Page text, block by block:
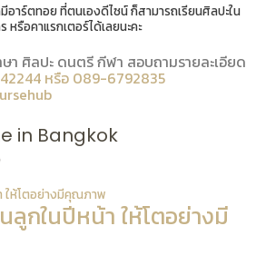
อาร์ตทอย ที่ตนเองดีไซน์ ก็สามารถเรียนศิลปะใน
รือคาแรกเตอร์ได้เลยนะคะ
ษา ศิลปะ ดนตรี กีฬา สอบถามรายละเอียด
หรือ 089-6792835
in Bangkok
ให้โตอย่างมีคุณภาพ
กในปีหน้า ให้โตอย่างมี